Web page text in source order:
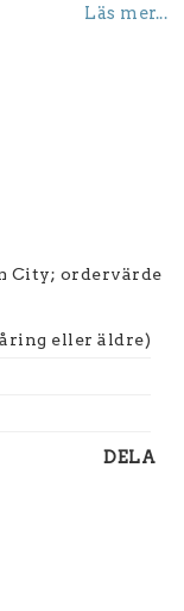
Läs mer...
City; ordervärde
eller äldre)
DELA